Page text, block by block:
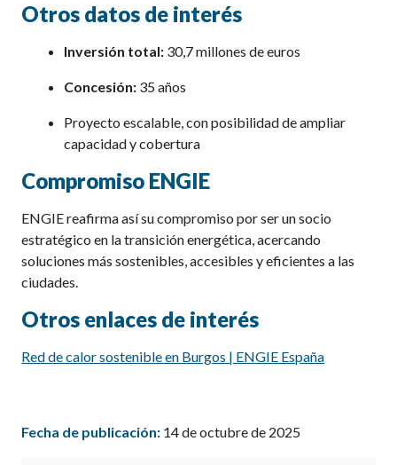
Otros datos de interés
Inversión total: 30,7 millones de euros
Concesión: 35 años
Proyecto escalable, con posibilidad de ampliar
capacidad y cobertura
Compromiso ENGIE
ENGIE reafirma así su compromiso por ser un socio
estratégico en la transición energética, acercando
soluciones más sostenibles, accesibles y eficientes a las
ciudades.
Otros enlaces de interés
Red de calor sostenible en Burgos | ENGIE España
Fecha de publicación: 14 de octubre de 2025